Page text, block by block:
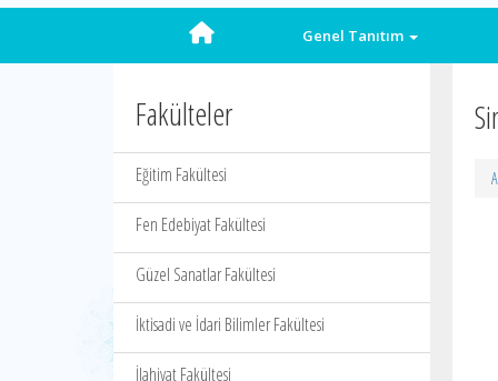
Genel Tanıtım
Fakülteler
Eğitim Fakültesi
Fen Edebiyat Fakültesi
Güzel Sanatlar Fakültesi
İktisadi ve İdari Bilimler Fakültesi
İlahiyat Fakültesi